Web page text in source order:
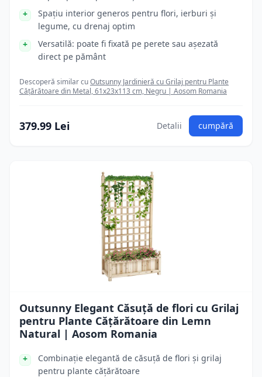
Spațiu interior generos pentru flori, ierburi și
legume, cu drenaj optim
Versatilă: poate fi fixată pe perete sau așezată
direct pe pământ
Descoperă similar cuOutsunny Jardinieră cu Grilaj pentru Plante
Cățărătoare din Metal, 61x23x113 cm, Negru | Aosom Romania
379.99 Lei Detalii cumpără
Outsunny Elegant Căsuță de flori cu Grilaj
pentru Plante Cățărătoare din Lemn
Natural | Aosom Romania
Combinație elegantă de căsuță de flori și grilaj
pentru plante cățărătoare